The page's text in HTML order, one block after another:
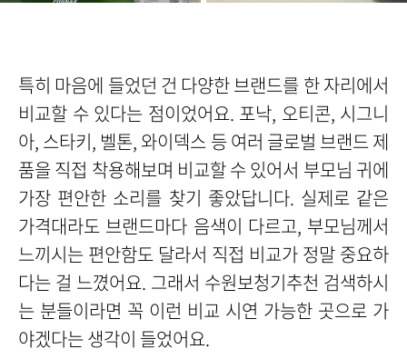
특히 마음에 들었던 건 다양한 브랜드를 한 자리에서
비교할 수 있다는 점이었어요. 포낙, 오티콘, 시그니
아, 스타키, 벨톤, 와이덱스 등 여러 글로벌 브랜드 제
품을 직접 착용해보며 비교할 수 있어서 부모님 귀에
가장 편안한 소리를 찾기 좋았답니다. 실제로 같은
가격대라도 브랜드마다 음색이 다르고, 부모님께서
느끼시는 편안함도 달라서 직접 비교가 정말 중요하
다는 걸 느꼈어요. 그래서 수원보청기추천 검색하시
는 분들이라면 꼭 이런 비교 시연 가능한 곳으로 가
야겠다는 생각이 들었어요.